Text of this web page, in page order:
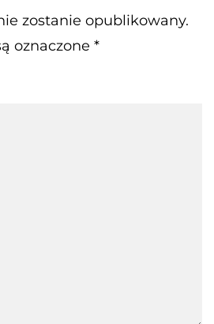
zostanie opublikowany.
oznaczone *